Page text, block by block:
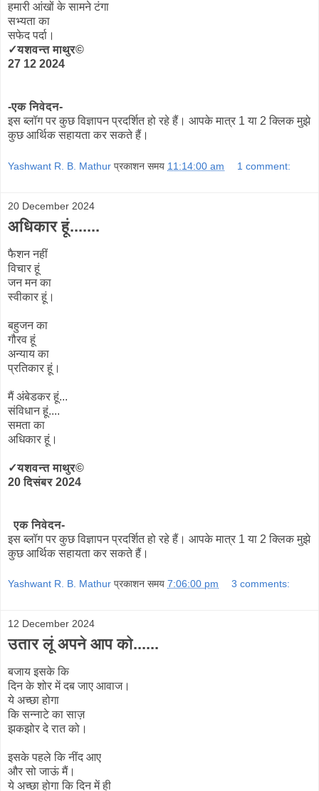
हमारी आंखों के सामने टंगा
सभ्यता का
सफेद पर्दा।
✓यशवन्त माथुर©
27 12 2024
-एक निवेदन-
इस ब्लॉग पर कुछ विज्ञापन प्रदर्शित हो रहे हैं। आपके मात्र 1 या 2 क्लिक मुझे
कुछ आर्थिक सहायता कर सकते हैं।
Yashwant R. B. Mathur प्रकाशन समय 11:14:00 am 1 comment:
20 December 2024
अधिकार हूं.......
फैशन नहीं
विचार हूं
जन मन का
स्वीकार हूं।
बहुजन का
गौरव हूं
अन्याय का
प्रतिकार हूं।
मैं अंबेडकर हूं...
संविधान हूं....
समता का
अधिकार हूं।
✓यशवन्त माथुर©
20 दिसंबर 2024
एक निवेदन-
इस ब्लॉग पर कुछ विज्ञापन प्रदर्शित हो रहे हैं। आपके मात्र 1 या 2 क्लिक मुझे
कुछ आर्थिक सहायता कर सकते हैं।
Yashwant R. B. Mathur प्रकाशन समय 7:06:00 pm 3 comments:
12 December 2024
उतार लूं अपने आप को......
बजाय इसके कि
दिन के शोर में दब जाए आवाज।
ये अच्छा होगा
कि सन्नाटे का साज़
झकझोर दे रात को।
इसके पहले कि नींद आए
और सो जाऊं मैं।
ये अच्छा होगा कि दिन में ही